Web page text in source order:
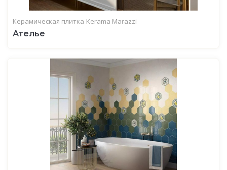
Керамическая плитка Kerama Marazzi
Ателье